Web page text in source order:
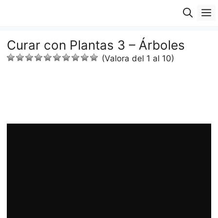
Curar con Plantas 3 – Árboles
(Valora del 1 al 10)